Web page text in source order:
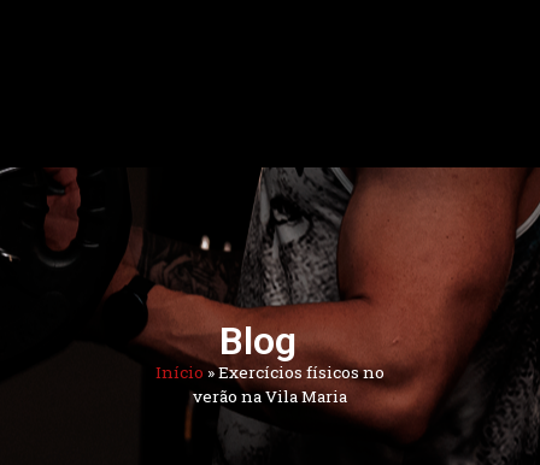
Blog
Início »Exercícios físicos no
verão na Vila Maria